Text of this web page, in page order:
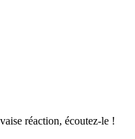
réaction, écoutez-le !